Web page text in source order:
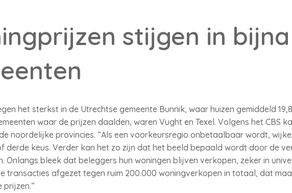
stijgen in
het sterkst in de Utrechtse gemeente Bunnik, waar huizen gemiddeld
waar de prijzen daalden, waren Vught en Texel. Volgens het CBS
noordelijke provincies. “Als een voorkeursregio onbetaalbaar wordt,
derde keus. Verder kan het zo zijn dat het beeld bepaald wordt door de
Onlangs bleek dat beleggers hun woningen blijven verkopen, zeker in
transacties afgezet tegen ruim 200.000 woningverkopen in totaal, dat
prijzen.”